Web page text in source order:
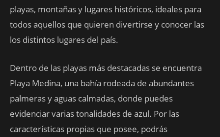
playas, montañas y lugares históricos, ideales para
todos aquellos que quieren divertirse y conocer las
los distintos lugares del país.
Dentro de las playas más destacadas se encuentra
Playa Medina, una bahía rodeada de abundantes
palmeras y aguas calmadas, donde puedes
evidenciar varias tonalidades de azul. Por las
características propias que posee, podrás